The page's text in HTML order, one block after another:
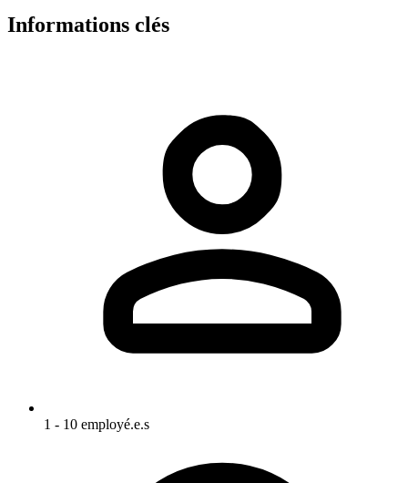
Informations clés
1 - 10 employé.e.s